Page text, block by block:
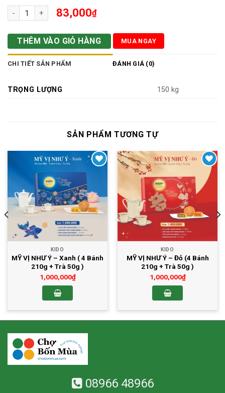
Thập Cẩm Lạp Xưởng Ngủ Hạt 1 Trứng 150g số lượng
83,000₫
THÊM VÀO GIỎ HÀNG MUA NGAY
CHI TIẾT SẢN PHẨM ĐÁNH GIÁ (0)
TRỌNG LƯỢNG 150 kg
SẢN PHẨM TƯƠNG TỰ
Yêu thích
KIDO
MỸ VỊ NHƯ Ý – Xanh ( 4 Bánh
210g + Trà 50g )
1,000,000₫
Yêu thích
KIDO
MỸ VỊ NHƯ Ý – Đỏ (4 Bánh
210g + Trà 50g )
1,000,000₫
08966 48966